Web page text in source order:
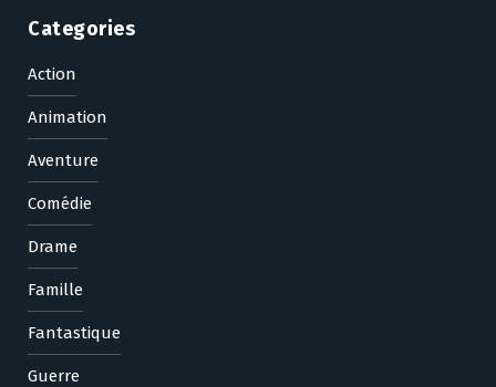
Categories
Action
Animation
Aventure
Comédie
Drame
Famille
Fantastique
Guerre